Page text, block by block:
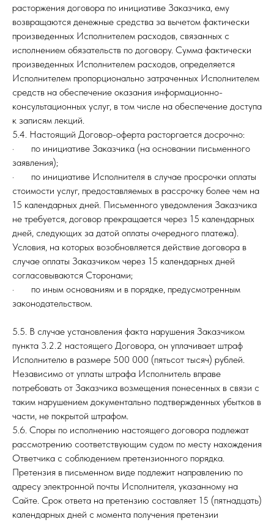
расторжения договора по инициативе Заказчика, ему
возвращаются денежные средства за вычетом фактически
произведенных Исполнителем расходов, связанных с
исполнением обязательств по договору. Сумма фактически
произведенных Исполнителем расходов, определяется
Исполнителем пропорционально затраченных Исполнителем
средств на обеспечение оказания информационно-
консультационных услуг, в том числе на обеспечение доступа
к записям лекций.
5.4. Настоящий Договор-оферта расторгается досрочно:
· по инициативе Заказчика (на основании письменного
заявления);
· по инициативе Исполнителя в случае просрочки оплаты
стоимости услуг, предоставляемых в рассрочку более чем на
15 календарных дней. Письменного уведомления Заказчика
не требуется, договор прекращается через 15 календарных
дней, следующих за датой оплаты очередного платежа).
Условия, на которых возобновляется действие договора в
случае оплаты Заказчиком через 15 календарных дней
согласовываются Сторонами;
· по иным основаниям и в порядке, предусмотренным
законодательством.
5.5. В случае установления факта нарушения Заказчиком
пункта 3.2.2 настоящего Договора, он уплачивает штраф
Исполнителю в размере 500 000 (пятьсот тысяч) рублей.
Независимо от уплаты штрафа Исполнитель вправе
потребовать от Заказчика возмещения понесенных в связи с
таким нарушением документально подтвержденных убытков в
части, не покрытой штрафом.
5.6. Споры по исполнению настоящего договора подлежат
рассмотрению соответствующим судом по месту нахождения
Ответчика с соблюдением претензионного порядка.
Претензия в письменном виде подлежит направлению по
адресу электронной почты Исполнителя, указанному на
Сайте. Срок ответа на претензию составляет 15 (пятнадцать)
календарных дней с момента получения претензии